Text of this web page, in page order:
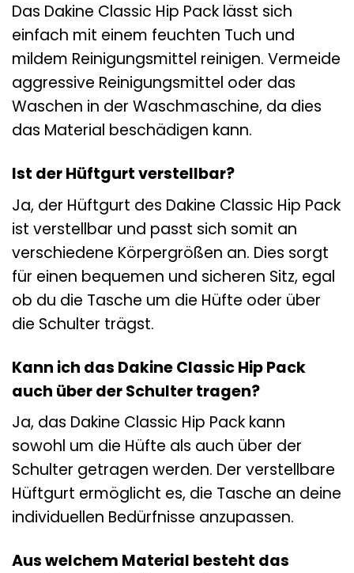
Das Dakine Classic Hip Pack lässt sich
einfach mit einem feuchten Tuch und
mildem Reinigungsmittel reinigen. Vermeide
aggressive Reinigungsmittel oder das
Waschen in der Waschmaschine, da dies
das Material beschädigen kann.
Ist der Hüftgurt verstellbar?
Ja, der Hüftgurt des Dakine Classic Hip Pack
ist verstellbar und passt sich somit an
verschiedene Körpergrößen an. Dies sorgt
für einen bequemen und sicheren Sitz, egal
ob du die Tasche um die Hüfte oder über
die Schulter trägst.
Kann ich das Dakine Classic Hip Pack
auch über der Schulter tragen?
Ja, das Dakine Classic Hip Pack kann
sowohl um die Hüfte als auch über der
Schulter getragen werden. Der verstellbare
Hüftgurt ermöglicht es, die Tasche an deine
individuellen Bedürfnisse anzupassen.
Aus welchem Material besteht das